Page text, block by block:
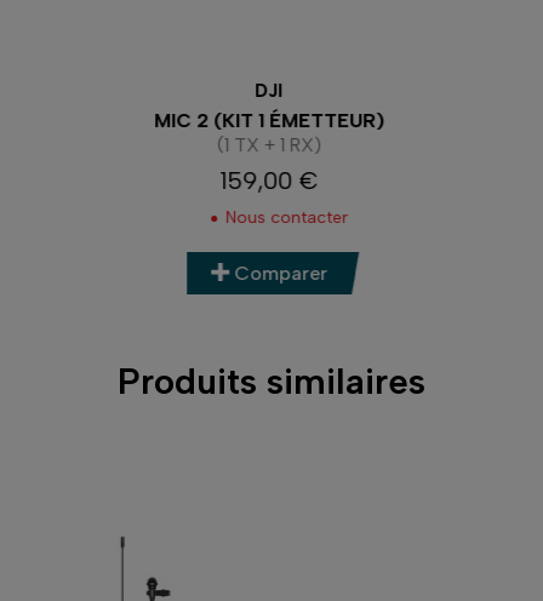
DJI
MIC MINI
Prix
99,00 €
Nous contacter
Comparer
Produits similaires